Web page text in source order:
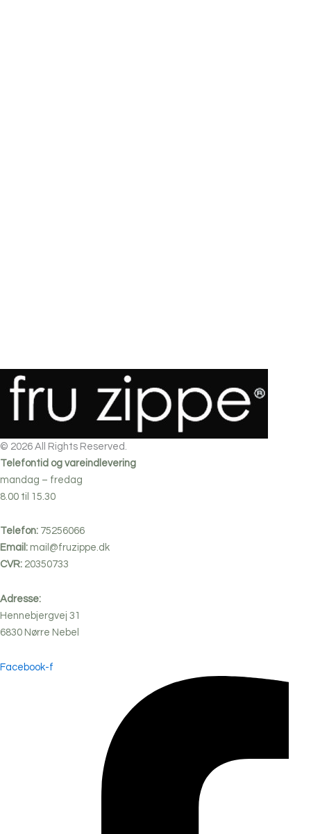
© 2026 All Rights Reserved.
Telefontid og vareindlevering
mandag – fredag
8.00 til 15.30
Telefon: 75256066
Email: mail@fruzippe.dk
CVR: 20350733
Adresse:
Hennebjergvej 31
6830 Nørre Nebel
Facebook-f